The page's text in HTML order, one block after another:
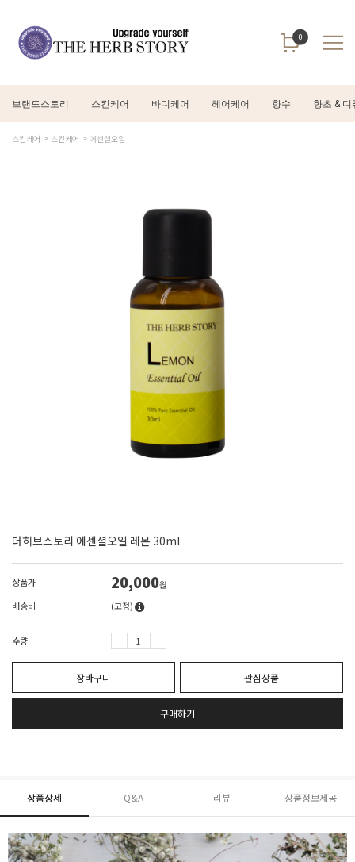
0
브랜드스토리 스킨케어 바디케어 헤어케어 향수 향초 & 디
스킨케어 스킨케어 에센셜오일
더허브스토리 에센셜오일 레몬 30ml
상품가 20,000원
배송비
(고정)
수량
장바구니 관심상품
구매하기
상품상세 Q&A 리뷰 상품정보제공